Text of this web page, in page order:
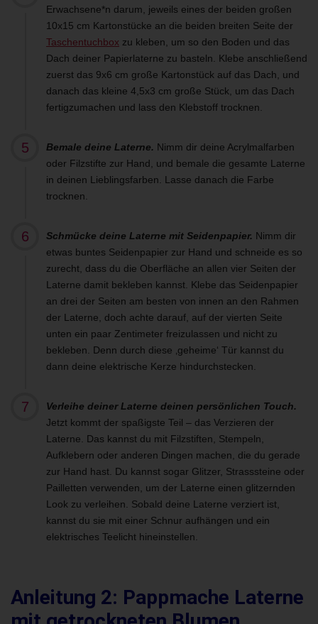
Erwachsene*n darum, jeweils eines der beiden großen
10x15 cm Kartonstücke an die beiden breiten Seite der
Taschentuchbox zu kleben, um so den Boden und das
Dach deiner Papierlaterne zu basteln. Klebe anschließend
zuerst das 9x6 cm große Kartonstück auf das Dach, und
danach das kleine 4,5x3 cm große Stück, um das Dach
fertigzumachen und lass den Klebstoff trocknen.
Bemale deine Laterne. Nimm dir deine Acrylmalfarben
oder Filzstifte zur Hand, und bemale die gesamte Laterne
in deinen Lieblingsfarben. Lasse danach die Farbe
trocknen.
Schmücke deine Laterne mit Seidenpapier. Nimm dir
etwas buntes Seidenpapier zur Hand und schneide es so
zurecht, dass du die Oberfläche an allen vier Seiten der
Laterne damit bekleben kannst. Klebe das Seidenpapier
an drei der Seiten am besten von innen an den Rahmen
der Laterne, doch achte darauf, auf der vierten Seite
unten ein paar Zentimeter freizulassen und nicht zu
bekleben. Denn durch diese ‚geheime‘ Tür kannst du
dann deine elektrische Kerze hindurchstecken.
Verleihe deiner Laterne deinen persönlichen Touch.
Jetzt kommt der spaßigste Teil – das Verzieren der
Laterne. Das kannst du mit Filzstiften, Stempeln,
Aufklebern oder anderen Dingen machen, die du gerade
zur Hand hast. Du kannst sogar Glitzer, Strasssteine oder
Pailletten verwenden, um der Laterne einen glitzernden
Look zu verleihen. Sobald deine Laterne verziert ist,
kannst du sie mit einer Schnur aufhängen und ein
elektrisches Teelicht hineinstellen.
Anleitung 2: Pappmache Laterne